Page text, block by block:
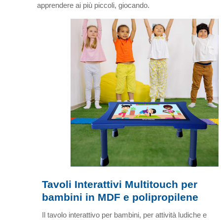
apprendere ai più piccoli, giocando.
Tavoli Interattivi Multitouch per
bambini in MDF e polipropilene
Il tavolo interattivo per bambini, per attività ludiche e